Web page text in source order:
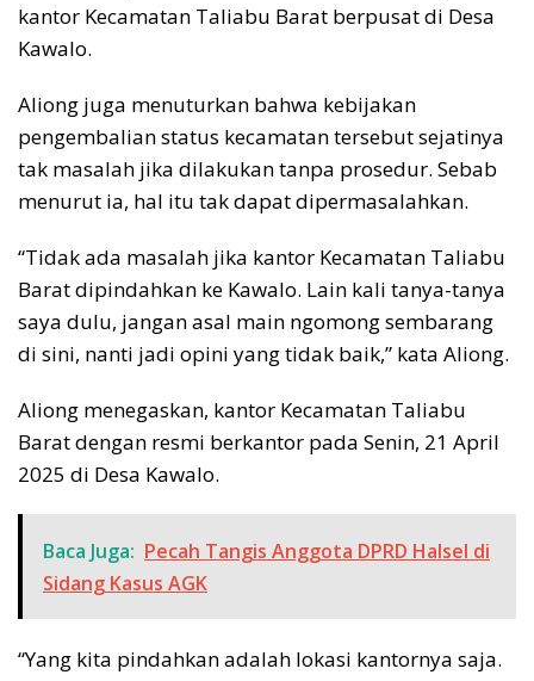
kantor Kecamatan Taliabu Barat berpusat di Desa
Kawalo.
Aliong juga menuturkan bahwa kebijakan
pengembalian status kecamatan tersebut sejatinya
tak masalah jika dilakukan tanpa prosedur. Sebab
menurut ia, hal itu tak dapat dipermasalahkan.
“Tidak ada masalah jika kantor Kecamatan Taliabu
Barat dipindahkan ke Kawalo. Lain kali tanya-tanya
saya dulu, jangan asal main ngomong sembarang
di sini, nanti jadi opini yang tidak baik,” kata Aliong.
Aliong menegaskan, kantor Kecamatan Taliabu
Barat dengan resmi berkantor pada Senin, 21 April
2025 di Desa Kawalo.
Baca Juga: Pecah Tangis Anggota DPRD Halsel di
Sidang Kasus AGK
“Yang kita pindahkan adalah lokasi kantornya saja.